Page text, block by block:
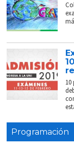
10
Programación